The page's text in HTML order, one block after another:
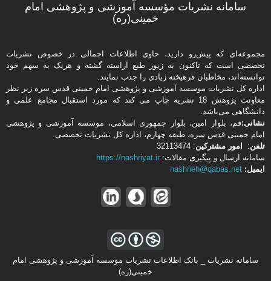
سامانه نشریات مؤسسه آموزشی و پژوهشی امام
خمینی(ره)
مجموعه‌ای که پیش‌رو دارید،‌ حاوی اطلاعات اجمالی در خصوص نشریات
تخصصی است که تاکنون به زیور طبع آراسته گشته و هریک به سهم خود
توانسته‌اند، مخاطبان فرهیخته‌ زیادی را جذب نمایند.
اداره كل نشریات موسسه آموزشی و پژوهشی امام خمینی قدس سره زیر نظر
معاونت پژوهش 18 نشریه چاپ می کند که مورد استقبال مجامع علمی و
دانشگاهی می‌باشد.
نشانی:قم، بلوار امین، بلوار جمهوری اسلامی، موسسه آموزشی و پژوهشی
امام خمینی قدس سره، طبقه چهارم، اداره كل نشریات تخصصی.
تلفن: امور مشتركین: 32113474
سامانه ارسال و پیگیری مقالات: https://nashriyat.ir
ایمیل: nashrieh@qabas.net
سامانه نشریات _ بانک اطلاعات نشریات موسسه آموزشی و پژوهشی امام
خمینی(ره)